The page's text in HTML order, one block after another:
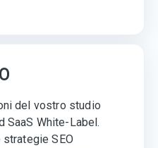
del vostro studio
SaaS White-Label.
SEO